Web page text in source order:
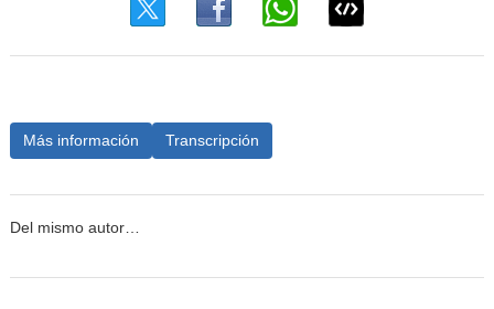
Más información Transcripción
Del mismo autor…